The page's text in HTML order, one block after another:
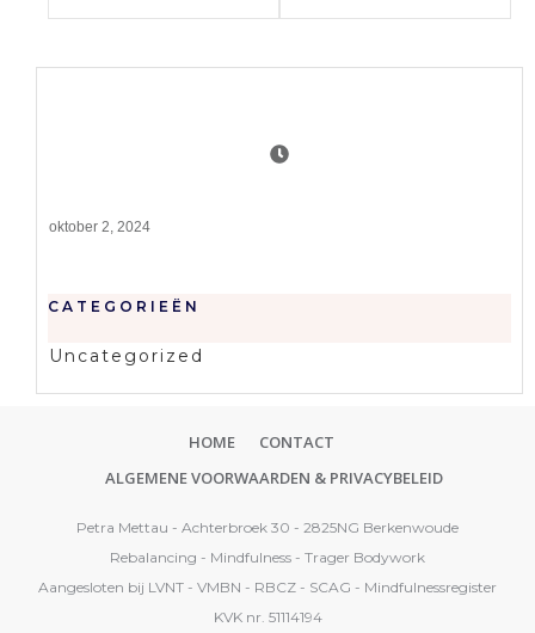
oktober 2, 2024
CATEGORIEËN
Uncategorized
HOME
CONTACT
ALGEMENE VOORWAARDEN & PRIVACYBELEID
Petra Mettau - Achterbroek 30 - 2825NG Berkenwoude
Rebalancing - Mindfulness - Trager Bodywork
Aangesloten bij LVNT - VMBN - RBCZ - SCAG - Mindfulnessregister
KVK nr. 51114194